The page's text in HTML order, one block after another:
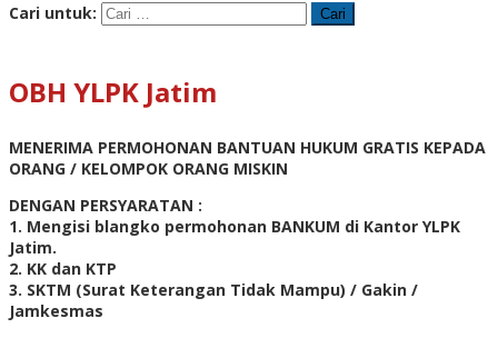
Cari untuk:
OBH YLPK Jatim
MENERIMA PERMOHONAN BANTUAN HUKUM GRATIS KEPADA
ORANG / KELOMPOK ORANG MISKIN
DENGAN PERSYARATAN :
1. Mengisi blangko permohonan BANKUM di Kantor YLPK
Jatim.
2. KK dan KTP
3. SKTM (Surat Keterangan Tidak Mampu) / Gakin /
Jamkesmas